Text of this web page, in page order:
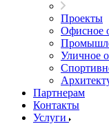
Проекты
Офисное
Уличное
Партнерам
Контакты
Услуги